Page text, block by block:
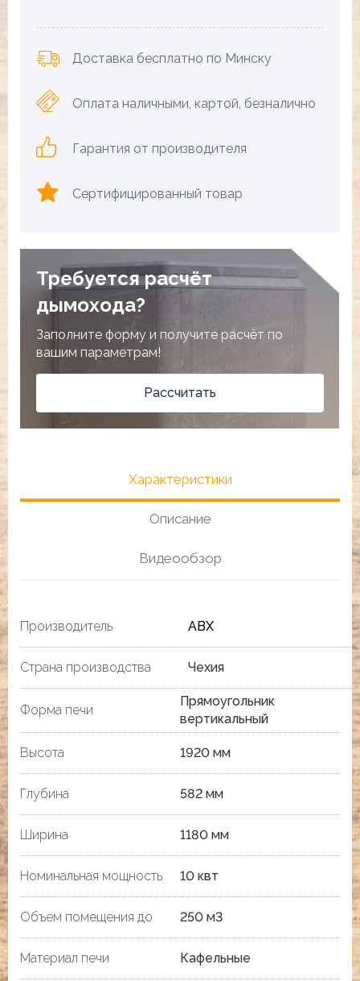
Доставка бесплатно по Минску
Оплата наличными, картой, безналично
Гарантия от производителя
Сертифицированный товар
Требуется расчёт
дымохода?
Заполните форму и получите расчёт по
вашим параметрам!
Рассчитать
Характеристики
Описание
Видеообзор
Производитель ABX
Страна производства Чехия
Форма печи
Прямоугольник
вертикальный
Высота 1920 мм
Глубина 582 мм
Ширина 1180 мм
Номинальная мощность 10 квт
Объем помещения до 250 м3
Материал печи Кафельные